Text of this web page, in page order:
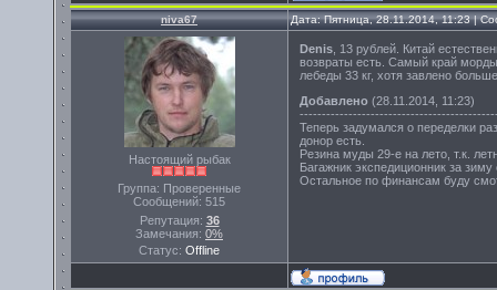
niva67 Дата: Пятница, 28.11.2014, 11:23 |
Настоящий рыбак
Группа: Проверенные
Сообщений: 515
Репутация: 36
Замечания: 0%
Статус: Offline
Denis , 13 рублей. Китай
возвраты есть. Самый край
лебеды 33 кг, хотя завлено
Добавлено (28.11.2014, 11:23)
Теперь задумался о переделки
донор есть.
Резина муды 29-е на лето, т.к.
Багажник экспедиционник за
Остальное по финансам буду